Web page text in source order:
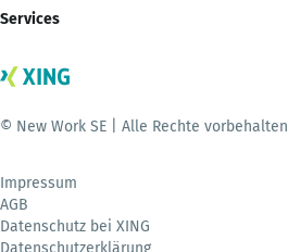
Services
© New Work SE | Alle Rechte vorbehalten
Impressum
AGB
Datenschutz bei XING
Datenschutzerklärung